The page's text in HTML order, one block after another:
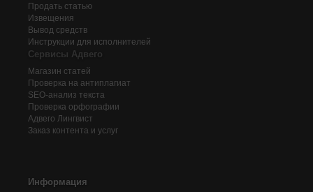
Продать статью
Извещения
Вывод средств
Инструкции для исполнителей
Сервисы Адвего
Магазин статей
Проверка на антиплагиат
SEO-анализ текста
Проверка орфографии
Адвего Лингвист
Заказ контента и услуг
Информация